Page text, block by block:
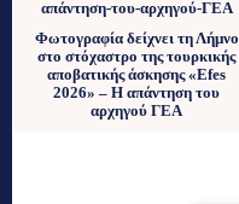
Φωτογραφία δείχνει τη Λήμνο
στο στόχαστρο της τουρκικής
αποβατικής άσκησης «Efes
2026» – Η απάντηση του
αρχηγού ΓΕΑ